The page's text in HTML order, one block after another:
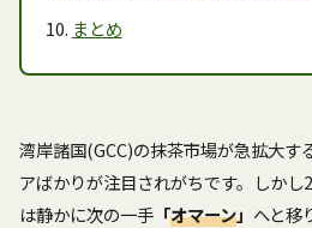
まとめ
湾岸諸国(GCC)の抹茶市場が急拡大す
アばかりが注目されがちです。しか
は静かに次の一手 「オマーン」 へと移